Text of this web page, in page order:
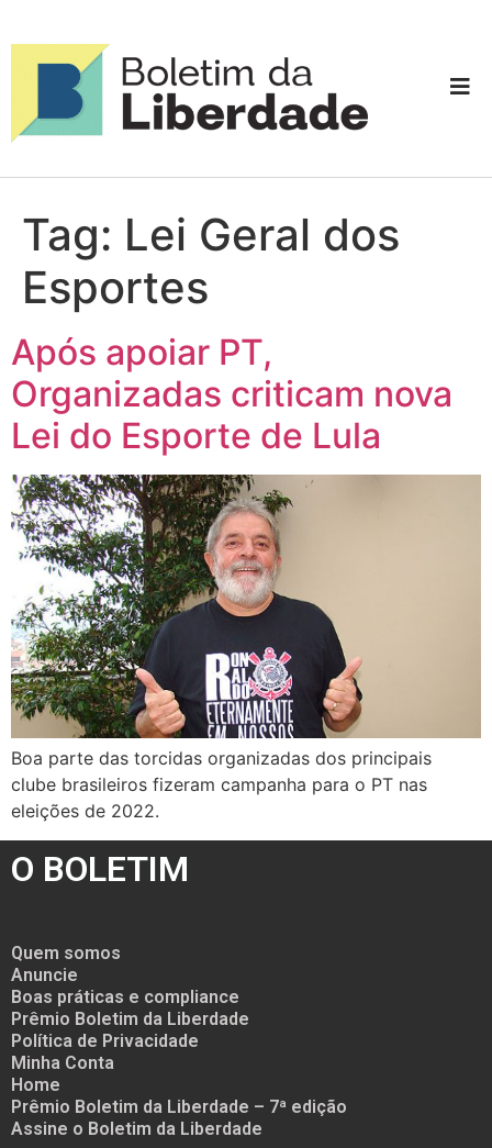
Tag: Lei Geral dos
Esportes
Após apoiar PT,
Organizadas criticam nova
Lei do Esporte de Lula
Boa parte das torcidas organizadas dos principais
clube brasileiros fizeram campanha para o PT nas
eleições de 2022.
O BOLETIM
Quem somos
Anuncie
Boas práticas e compliance
Prêmio Boletim da Liberdade
Política de Privacidade
Minha Conta
Home
Prêmio Boletim da Liberdade – 7ª edição
Assine o Boletim da Liberdade